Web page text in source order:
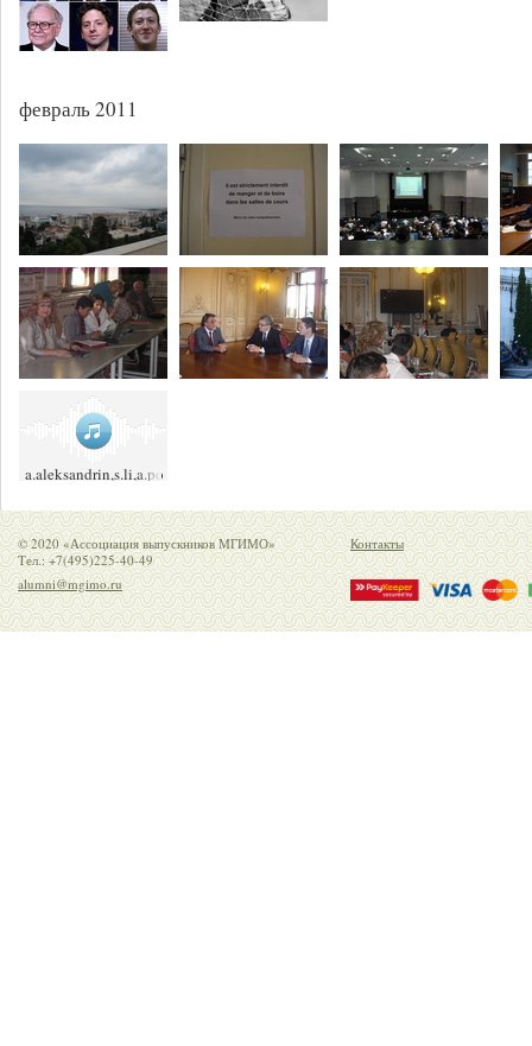
февраль 2011
a.aleksandrin,s.li,a.postolenkoкороли_ночной_вероны
© 2020 «Ассоциация выпускников МГИМО»
Тел.: +7(495)225-40-49
alumni@mgimo.ru
Контакты